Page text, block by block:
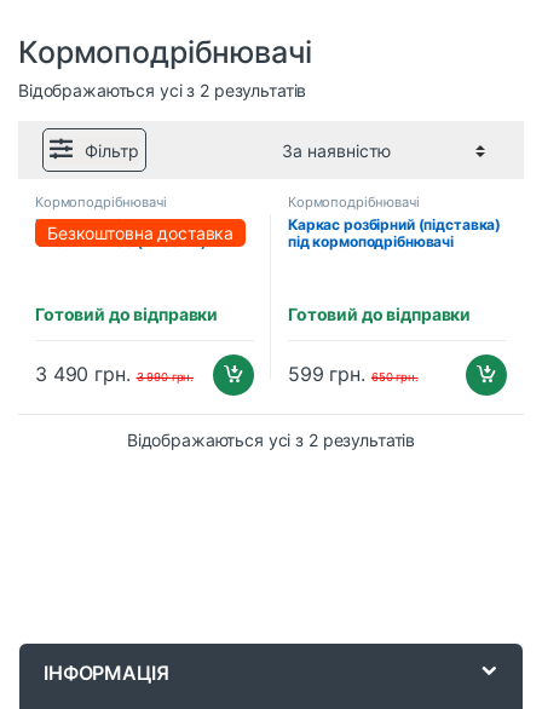
Кормоподрібнювачі
Відображаються усі з 2 результатів
Фільтр
Кормоподрібнювачі
Безкоштовна доставка
Кормоподрібнювач PROFI-
TEC PFC4200 (2700 Вт)
Готовий до відправки
3 490 грн. 3 990грн.
Кормоподрібнювачі
Каркас розбірний (підставка)
під кормоподрібнювачі
Готовий до відправки
599 грн. 650грн.
Відображаються усі з 2 результатів
ІНФОРМАЦІЯ